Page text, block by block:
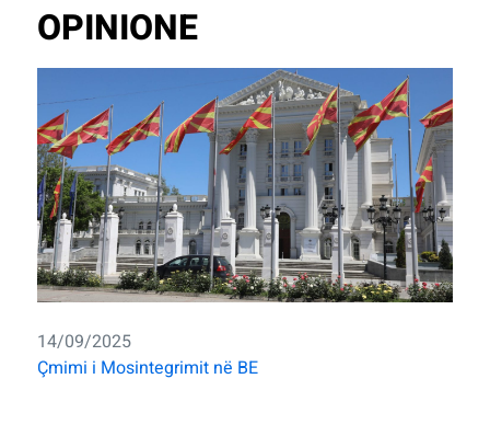
OPINIONE
14/09/2025
Çmimi i Mosintegrimit në BE